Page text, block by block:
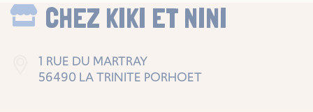
CHEZ KIKI ET NINI
1 RUE DU MARTRAY
56490 LA TRINITE PORHOET